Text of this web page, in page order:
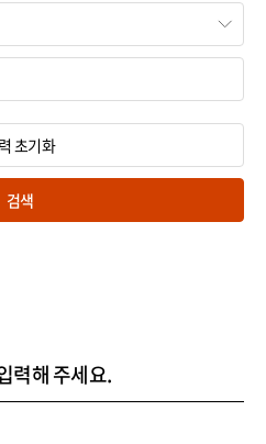
초기화
검색
력해 주세요.